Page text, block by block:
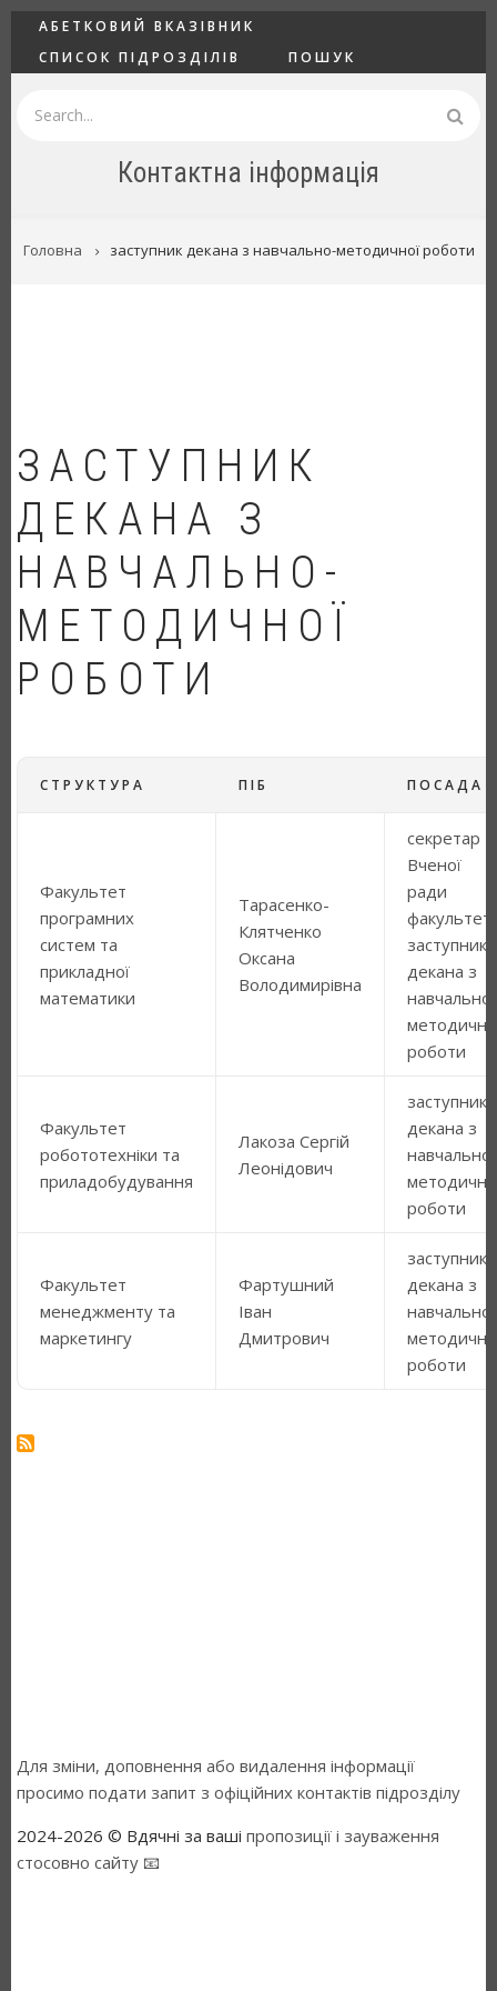
Перейти
основного
ГОЛОВНЕ
АБЕТКОВИЙ ВКАЗІВНИК
СПИСОК ПІДРОЗДІЛІВ
ПОШУК
Контактна інформація
РЯДОК
Головна заступник декана з навчально-методичної роботи
ЗАСТУПНИК
ДЕКАНА З
НАВЧАЛЬНО-
МЕТОДИЧНОЇ
РОБОТИ
СТРУКТУРА ПІБ ПОСАДА
Факультет
програмних
систем та
прикладної
математики
Тарасенко-
Клятченко
Оксана
Володимирівна
секретар
Вченої
ради
заступник
декана з
навчально-
роботи
Факультет
робототехніки та
приладобудування
Лакоза Сергій
Леонідович
заступник
декана з
навчально-
роботи
Факультет
менеджменту та
маркетингу
Фартушний
Іван
Дмитрович
заступник
декана з
навчально-
роботи
Для зміни, доповнення або видалення інформації
просимо подати запит з офіційних контактів підрозділу
2024-2026 © Вдячні за ваші пропозиції і зауваження
стосовно сайту 📧